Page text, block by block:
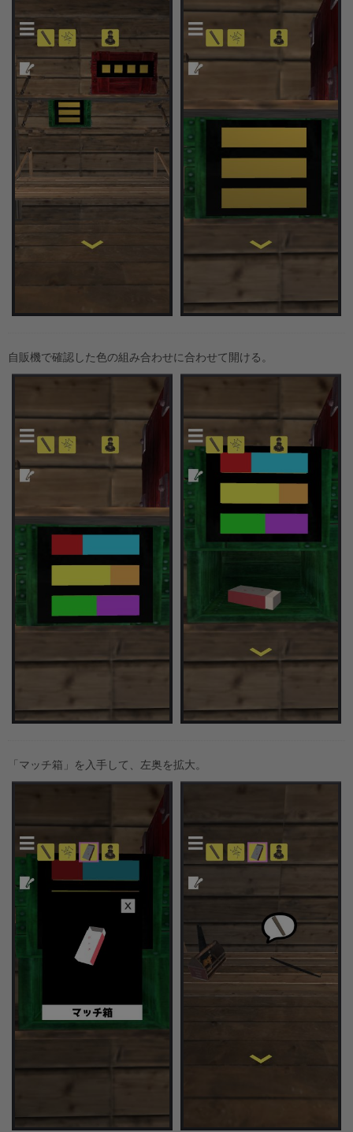
自販機で確認した色の組み合わせに合わせて開ける。
「マッチ箱」を入手して、左奥を拡大。